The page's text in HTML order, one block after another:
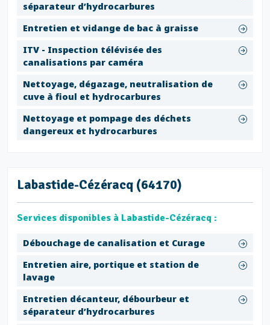
séparateur d’hydrocarbures
Entretien et vidange de bac à graisse
ITV - Inspection télévisée des
canalisations par caméra
Nettoyage, dégazage, neutralisation de
cuve à fioul et hydrocarbures
Nettoyage et pompage des déchets
dangereux et hydrocarbures
Labastide-Cézéracq (64170)
Services disponibles à Labastide-Cézéracq :
Débouchage de canalisation et Curage
Entretien aire, portique et station de
lavage
Entretien décanteur, débourbeur et
séparateur d’hydrocarbures